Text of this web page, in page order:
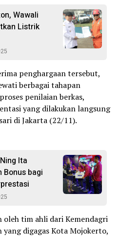
Wawali
Listrik
penghargaan tersebut,
berbagai tahapan
penilaian berkas,
yang dilakukan langsung
di Jakarta (22/11).
Ita
Bonus bagi
oleh tim ahli dari Kemendagri
digagas Kota Mojokerto,